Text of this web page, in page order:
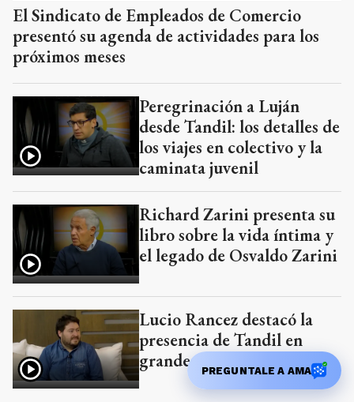
El Sindicato de Empleados de Comercio
presentó su agenda de actividades para los
próximos meses
Peregrinación a Luján
desde Tandil: los detalles de
los viajes en colectivo y la
caminata juvenil
Richard Zarini presenta su
libro sobre la vida íntima y
el legado de Osvaldo Zarini
Lucio Rancez destacó la
presencia de Tandil en
grandes ferias nacionales
PREGUNTALE A AMA